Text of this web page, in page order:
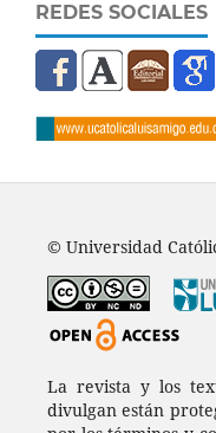
REDES SOCIALES
© Universidad
La revista y los
divulgan están